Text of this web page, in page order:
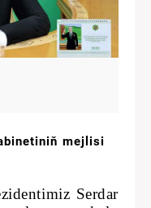
mejlisi
Serdar